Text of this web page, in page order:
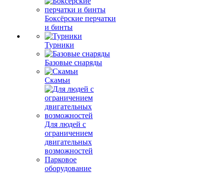
Боксёрские перчатки
и бинты
Турники
Базовые снаряды
Скамьи
Для людей с
ограничением
двигательных
возможностей
Парковое
оборудование